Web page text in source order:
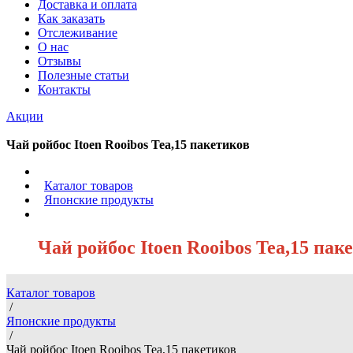
Доставка и оплата
Как заказать
Отслеживание
О нас
Отзывы
Полезные статьи
Контакты
Акции
Чай ройбос Itoen Rooibos Tea,15 пакетиков
Каталог товаров
Японские продукты
Чай ройбос Itoen Rooibos Tea,15
Каталог товаров
/
Японские продукты
/
Чай ройбос Itoen Rooibos Tea,15 пакетиков